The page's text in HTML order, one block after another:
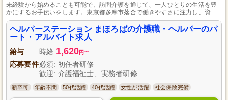
未経験から始めることも可能で、訪問介護を通じて、一人ひとりの生活を豊
かにするお手伝いをします。東京都多摩市落合で働きやすさに注力し、資格
を活かしながら地域社会への貢献も目指せる環境です。
ヘルパーステーション まほろばの介護職・ヘルパーのパ
ート・アルバイト求人
給与 時給 1,620円 ~
応募要件必須: 初任者研修
歓迎: 介護福祉士、実務者研修
新卒可 年齢不問 50代活躍 40代活躍 女性が活躍 社会保険完備